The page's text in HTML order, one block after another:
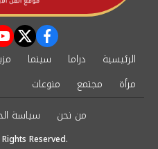
الرئيسية دراما سينما
مرأة
مجتمع
منوعات
من نحن
سياسة
Reserved.